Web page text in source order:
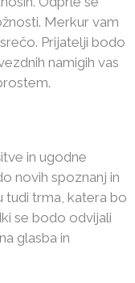
Merkur vam
Prijatelji bodo
namigih vas
in ugodne
novih spoznanj in
tudi trma, katera bo
se bodo odvijali
glasba in